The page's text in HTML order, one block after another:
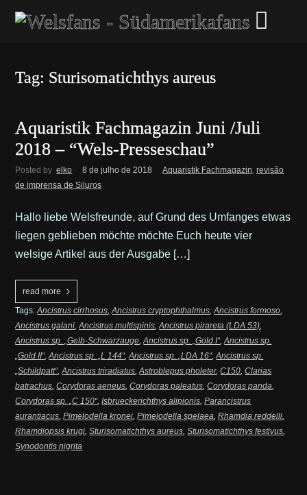
Tag: Sturisomatichthys aureus
Aquaristik Fachmagazin Juni /Juli
2018 – “Wels-Presseschau”
Posted by elko 8 de julho de 2018 Aquaristik Fachmagazin,revisão
de imprensa de Siluros
Hallo liebe Welsfreunde, auf Grund des Umfanges etwas
liegen geblieben möchte möchte Euch heute vier
welsige Artikel aus der Ausgabe […]
read more
Tags:Ancistrus cirrhosus,Ancistrus cryptophthalmus,Ancistrus formoso,
Ancistrus galani,Ancistrus multispinis,Ancistrus pirareta (LDA 53),
Ancistrus sp. „Gelb-Schwarzauge,Ancistrus sp. „Gold I“,Ancistrus sp.
„Gold II“,Ancistrus sp. „L 144“,Ancistrus sp. „LDA 16“,Ancistrus sp.
„Schildpatt“,Ancistrus triradiatus,Astroblepus pholeter,C150,Clarias
batrachus,Corydoras aeneus,Corydoras paleatus,Corydoras panda,
Corydoras sp. „C 150“,Isbrueckerichthys alipionis,Parancistrus
aurantiacus,Pimelodella kronei,Pimelodella spelaea,Rhamdia reddelli,
Rhamdiopsis krugi,Sturisomatichthys aureus,Sturisomatichthys festivus,
Synodontis nigrita